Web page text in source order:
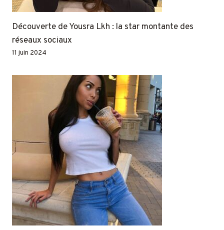
Découverte de Yousra Lkh : la star montante des
réseaux sociaux
11 juin 2024